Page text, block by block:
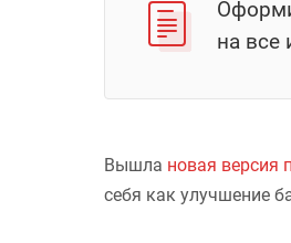
на все
Вышла новая версия
себя как улучшение